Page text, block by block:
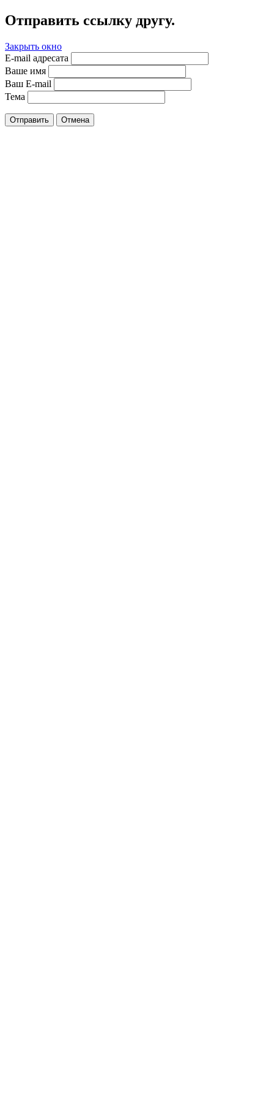
Отправить ссылку другу.
Закрыть окно
E-mail адресата
Ваше имя
Ваш E-mail
Тема
Отправить Отмена